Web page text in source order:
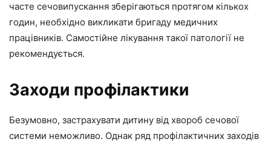
часте сечовипускання зберігаються протягом кількох
годин, необхідно викликати бригаду медичних
працівників. Самостійне лікування такої патології не
рекомендується.
Заходи профілактики
Безумовно, застрахувати дитину від хвороб сечової
системи неможливо. Однак ряд профілактичних заходів